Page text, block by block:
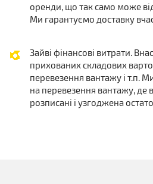
оренди, що так само може
Ми гарантуємо доставку
Зайві фінансові витрати.
прихованих складових
перевезення вантажу і т.п.
на перевезення вантажу, де
розписані і узгоджена